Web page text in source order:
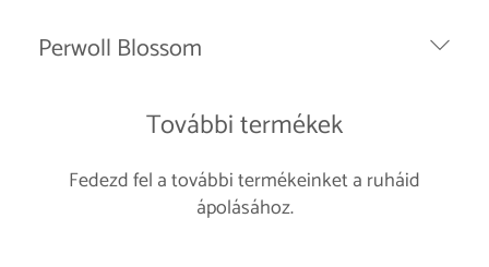
Perwoll Blossom
További termékek
Fedezd fel a további termékeinket a ruháid
ápolásához.